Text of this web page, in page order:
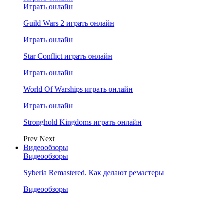
Играть онлайн
Guild Wars 2 играть онлайн
Играть онлайн
Star Conflict играть онлайн
Играть онлайн
World Of Warships играть онлайн
Играть онлайн
Stronghold Kingdoms играть онлайн
Prev Next
Видеообзоры
Видеообзоры
Syberia Remastered. Как делают ремастеры
Видеообзоры